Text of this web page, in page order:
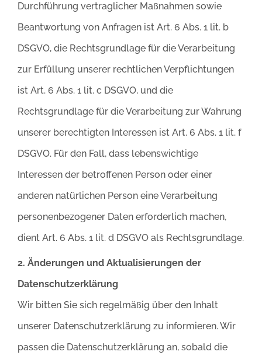
Durchführung vertraglicher Maßnahmen sowie
Beantwortung von Anfragen ist Art. 6 Abs. 1 lit. b
DSGVO, die Rechtsgrundlage für die Verarbeitung
zur Erfüllung unserer rechtlichen Verpflichtungen
ist Art. 6 Abs. 1 lit. c DSGVO, und die
Rechtsgrundlage für die Verarbeitung zur Wahrung
unserer berechtigten Interessen ist Art. 6 Abs. 1 lit. f
DSGVO. Für den Fall, dass lebenswichtige
Interessen der betroffenen Person oder einer
anderen natürlichen Person eine Verarbeitung
personenbezogener Daten erforderlich machen,
dient Art. 6 Abs. 1 lit. d DSGVO als Rechtsgrundlage.
2. Änderungen und Aktualisierungen der
Datenschutzerklärung
Wir bitten Sie sich regelmäßig über den Inhalt
unserer Datenschutzerklärung zu informieren. Wir
passen die Datenschutzerklärung an, sobald die